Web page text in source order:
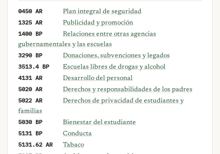
0450 AR Plan integral de seguridad
1325 AR Publicidad y promoción
1400 BP
Relaciones entre otras agencias
gubernamentales y las escuelas
3290 BP Donaciones, subvenciones y legados
3513.4 BP Escuelas libres de drogas y alcohol
4131 AR Desarrollo del personal
5020 AR Derechos y responsabilidades de los padres
5022 AR
Derechos de privacidad de estudiantes y
familias
5030 BP Bienestar del estudiante
5131 BP Conducta
5131.62 AR Tabaco